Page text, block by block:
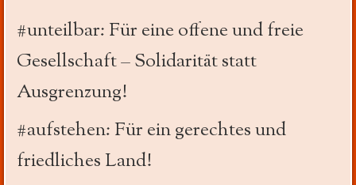
#unteilbar: Für eine offene und freie
Gesellschaft – Solidarität statt
Ausgrenzung!
#aufstehen: Für ein gerechtes und
friedliches Land!